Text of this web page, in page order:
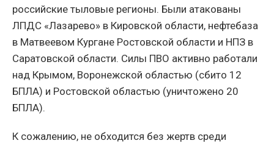
российские тыловые регионы. Были атакованы
ЛПДС «Лазарево» в Кировской области, нефтебаза
в Матвеевом Кургане Ростовской области и НПЗ в
Саратовской области. Силы ПВО активно работали
над Крымом, Воронежской областью (сбито 12
БПЛА) и Ростовской областью (уничтожено 20
БПЛА).
К сожалению, не обходится без жертв среди